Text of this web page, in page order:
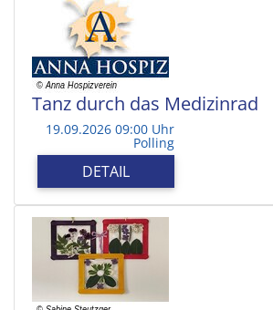
Tanz durch das Medizinrad
19.09.2026 09:00 Uhr
Polling
DETAIL